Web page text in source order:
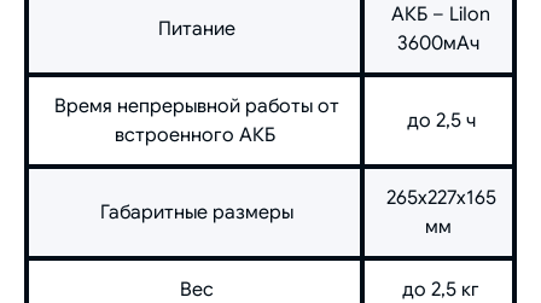
Питание
АКБ – LiIon
3600мАч
Время непрерывной работы от
встроенного АКБ
до 2,5 ч
Габаритные размеры
265х227х165
мм
Вес до 2,5 кг